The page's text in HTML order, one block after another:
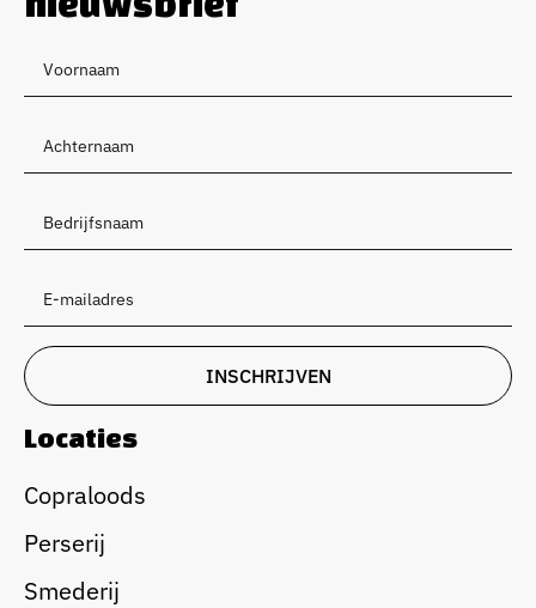
Locaties
Copraloods
Perserij
Smederij